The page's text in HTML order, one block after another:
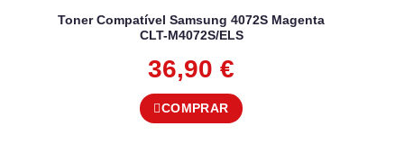
Toner Compatível Samsung 4072S Magenta
CLT-M4072S/ELS
36,90 €
COMPRAR